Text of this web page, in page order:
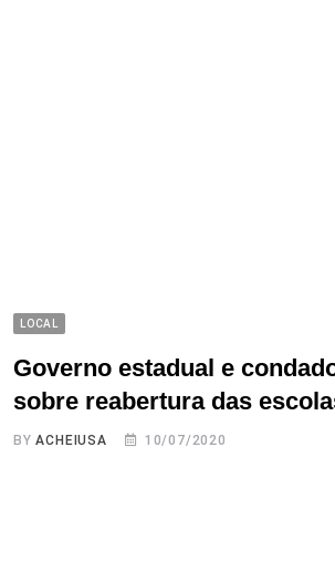
LOCAL
Governo estadual e
sobre reabertura das
BYACHEIUSA 10/07/2020